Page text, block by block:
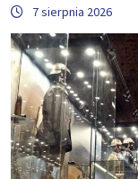
7 sierpnia 2026